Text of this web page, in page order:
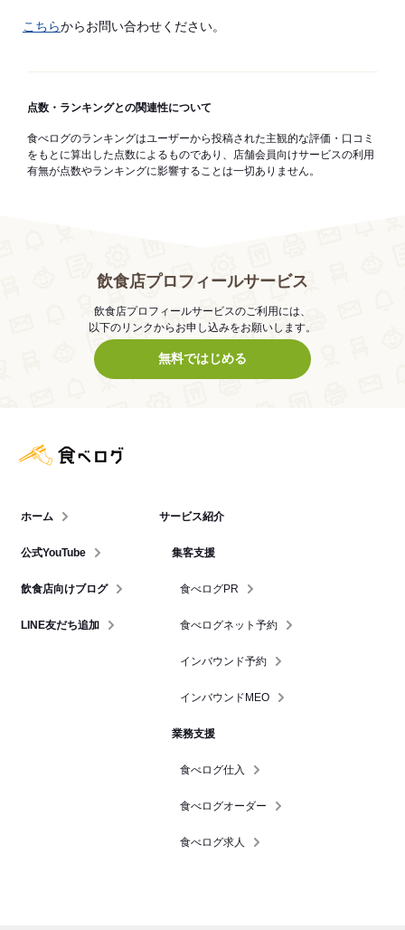
こちらからお問い合わせください。
点数・ランキングとの関連性について
食べログのランキングはユーザーから投稿された主観的な評価・口コミ
をもとに算出した点数によるものであり、店舗会員向けサービスの利用
有無が点数やランキングに影響することは一切ありません。
飲食店プロフィールサービス
飲食店プロフィールサービスのご利用には、
以下のリンクからお申し込みをお願いします。
無料ではじめる
ホーム
公式YouTube
飲食店向けブログ
LINE友だち追加
サービス紹介
集客支援
食べログPR
食べログネット予約
インバウンド予約
インバウンドMEO
業務支援
食べログ仕入
食べログオーダー
食べログ求人